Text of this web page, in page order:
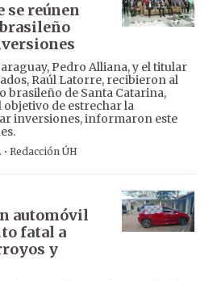
reúnen
Pedro Alliana, y el titular
Raúl Latorre, recibieron al
brasileño de Santa Catarina,
de estrechar la
inversiones, informaron este
· Redacción ÚH
automóvil
fatal a
y